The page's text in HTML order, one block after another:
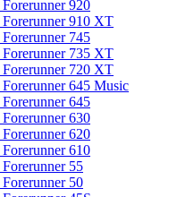
920
910 XT
745
735 XT
720 XT
645 Music
645
630
620
610
55
50